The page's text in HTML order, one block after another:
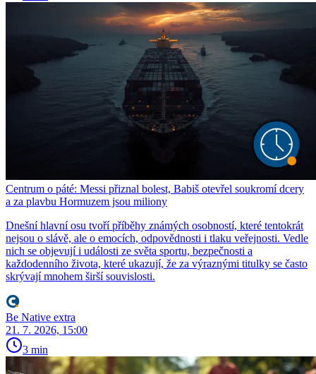
Centrum o páté: Messi přiznal bolest, Babiš otevřel soukromí dcery
a za plavbu Hormuzem jsou miliony
Dnešní hlavní osu tvoří příběhy známých osobností, které tentokrát
nejsou o slávě, ale o emocích, odpovědnosti i tlaku veřejnosti. Vedle
nich se objevují i události ze světa sportu, bezpečnosti a
každodenního života, které ukazují, že za výraznými titulky se často
skrývají mnohem širší souvislosti.
Be Native extra
21. 7. 2026, 15:00
3 min